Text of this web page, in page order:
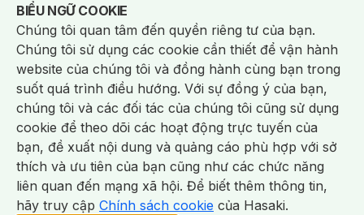
Chăm Sóc Cá Nhân
Chống Muỗi /Khẩu Trang /Máy Massage/Mặt Nạ Xông Hơi /Nước Rửa Tay/
Sản Phẩm Chăm Sóc Khác /Bàn Chải Đánh Răng /Bàn Chải Điện/
Hỗ Trợ Trắng Răng/Kem Đánh Răng /Máy Tăm Nước/ Nước Súc Miệng/
Tăm / Chỉ Nha Khoa/ Xịt Thơm Miệng / Dung Dịch Vệ Sinh/Dưỡng Vùng Kín/
Khăn Ướt Vệ Sinh Vùng Kín/Băng Vệ Sinh/Tampon/Bọt Cạo Râu /Dao Cạo Râu/
Máy Cạo Râu
Vấn Đề Về Da
Da Dầu / Lỗ Chân Lông To/ Da Khô / Mất Nước/ Da Lão Hóa/ Da Mụn/
Da Nhạy Cảm / Kích Ứng
Da Xỉn Màu Thâm / Nám / Tàn Nhang
Quầng Thâm & Bọng Mắt /Sẹo /Viêm Da Cơ Địa
Dụng Cụ / Phụ Kiện Chăm Sóc Da
Bông Tẩy Trang
Khăn Lau Mặt Khô Dụng Cụ / Máy Rửa Mặt Máy Chăm Sóc Da
Dụng Cụ Chăm Sóc Khác
BIỂU NGỮ COOKIE
Notice about cookies usage
Chúng tôi quan tâm đến quyền riêng tư của bạn.
Chúng tôi sử dụng các cookie cần thiết để vận hành
website của chúng tôi và đồng hành cùng bạn trong
suốt quá trình điều hướng. Với sự đồng ý của bạn,
chúng tôi và các đối tác của chúng tôi cũng sử dụng
cookie để theo dõi các hoạt động trực tuyến của
bạn, đề xuất nội dung và quảng cáo phù hợp với sở
thích và ưu tiên của bạn cũng như các chức năng
liên quan đến mạng xã hội. Để biết thêm thông tin,
hãy truy cập Chính sách cookie của Hasaki.